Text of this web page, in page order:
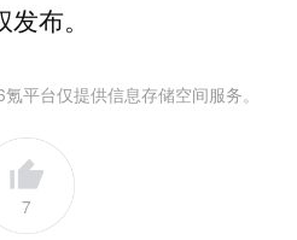
布。
平台仅提供信息存储空间服务。
7